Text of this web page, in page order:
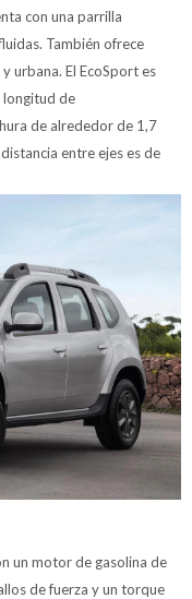
con una parrilla
También ofrece
urbana. El EcoSport es
longitud de
de alrededor de 1,7
entre ejes es de
un motor de gasolina de
de fuerza y un torque